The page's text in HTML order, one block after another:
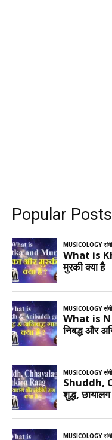
Popular Posts